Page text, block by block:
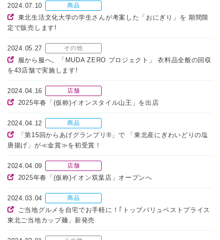
2024.07.10 商品
東北生活文化大学の学生さんが考案した「おにぎり」を 期間限
定で販売します!
2024.05.27 その他
服から服へ。「MUDA ZERO プロジェクト」 衣料品全般の回収
を43店舗で実施します!
2024.04.16 店舗
2025年春「(仮称)イオンスタイル山王」を出店
2024.04.12 商品
「第15回からあげグランプリ®」で 「東北産にぎわいどりの塩
唐揚げ」が≪金賞≫を初受賞！
2024.04.09 店舗
2025年春「(仮称)イオン双葉店」オープンへ
2024.03.04 商品
ご当地グルメを自宅でお手軽に！｢トップバリュベストプライス
東北ご当地カップ麺」新発売